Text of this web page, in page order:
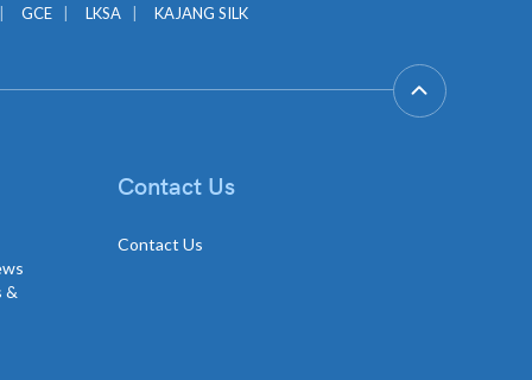
GCE LKSA KAJANG SILK
&
Contact Us
Contact Us